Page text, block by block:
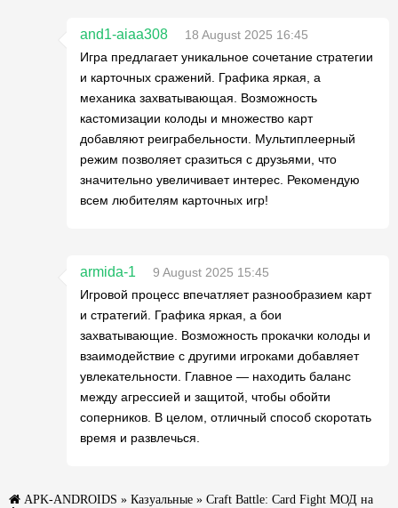
and1-aiaa308
18 August 2025 16:45
Игра предлагает уникальное сочетание стратегии
и карточных сражений. Графика яркая, а
механика захватывающая. Возможность
кастомизации колоды и множество карт
добавляют реиграбельности. Мультиплеерный
режим позволяет сразиться с друзьями, что
значительно увеличивает интерес. Рекомендую
всем любителям карточных игр!
armida-1
9 August 2025 15:45
Игровой процесс впечатляет разнообразием карт
и стратегий. Графика яркая, а бои
захватывающие. Возможность прокачки колоды и
взаимодействие с другими игроками добавляет
увлекательности. Главное — находить баланс
между агрессией и защитой, чтобы обойти
соперников. В целом, отличный способ скоротать
время и развлечься.
APK-ANDROIDS » Казуальные » Craft Battle: Card Fight МОД на